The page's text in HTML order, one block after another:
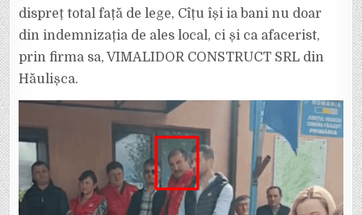
DESCHIDE
LISTA
CL
LA
PĂULEȘTI,
AFACERI
dispreț total față de lege, Cîțu își ia bani nu doar
din indemnizația de ales local, ci și ca afacerist,
prin firma sa, VIMALIDOR CONSTRUCT SRL din
Hăulișca.